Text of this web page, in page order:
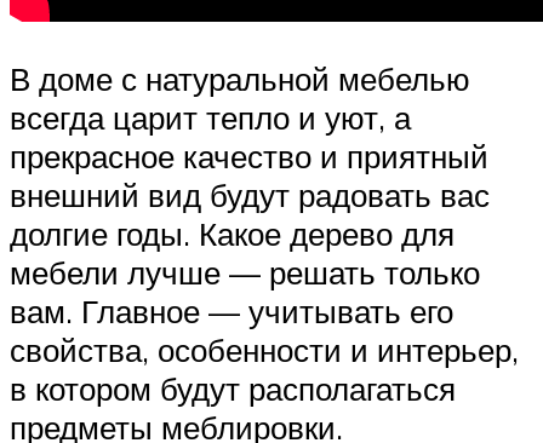
В доме с натуральной мебелью
всегда царит тепло и уют, а
прекрасное качество и приятный
внешний вид будут радовать вас
долгие годы. Какое дерево для
мебели лучше — решать только
вам. Главное — учитывать его
свойства, особенности и интерьер,
в котором будут располагаться
предметы меблировки.